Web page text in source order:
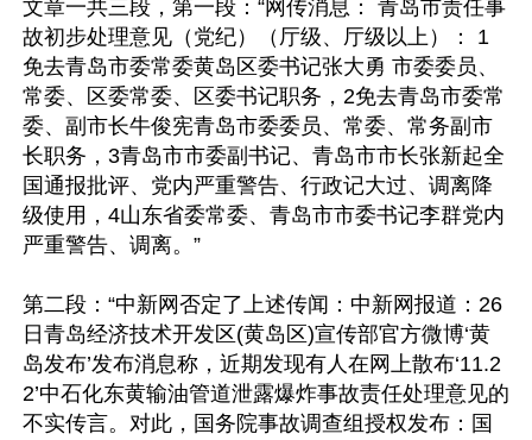
文章一共三段，第一段：“网传消息： 青岛市责任事
故初步处理意见（党纪）（厅级、厅级以上）： 1
免去青岛市委常委黄岛区委书记张大勇 市委委员、
常委、区委常委、区委书记职务，2免去青岛市委常
委、副市长牛俊宪青岛市委委员、常委、常务副市
长职务，3青岛市市委副书记、青岛市市长张新起全
国通报批评、党内严重警告、行政记大过、调离降
级使用，4山东省委常委、青岛市市委书记李群党内
严重警告、调离。”
第二段：“中新网否定了上述传闻：中新网报道：26
日青岛经济技术开发区(黄岛区)宣传部官方微博‘黄
岛发布’发布消息称，近期发现有人在网上散布‘11.2
2’中石化东黄输油管道泄露爆炸事故责任处理意见的
不实传言。对此，国务院事故调查组授权发布：国